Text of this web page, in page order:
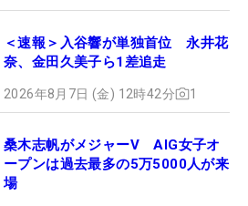
＜速報＞入谷響が単独首位 永井花
奈、金田久美子ら1差追走
2026年8月7日 (金) 12時42分 1
桑木志帆がメジャーV AIG女子オ
ープンは過去最多の5万5000人が来
場